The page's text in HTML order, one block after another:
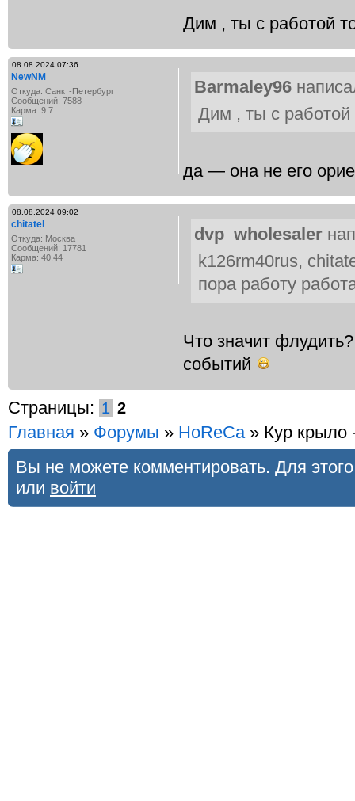
Дим , ты с работой
08.08.2024 07:36
NewNM
Откуда: Санкт-Петербург
Сообщений: 7588
Карма: 9.7
Barmaley96
Дим , ты с работой
да — она не его
08.08.2024 09:02
chitatel
Откуда: Москва
Сообщений: 17781
Карма: 40.44
dvp_wholesaler
k126rm40rus,
пора работу
Что значит
событий
Страницы: 1 2
Главная » Форумы » HoReCa» Кур крыло -
Вы не можете комментировать. Для
или войти